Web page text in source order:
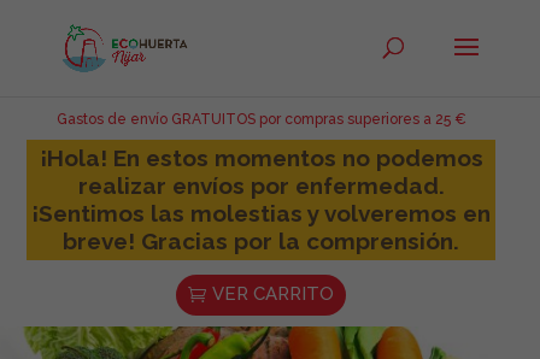
Gastos de envío GRATUITOS por compras superiores a 25 €
¡Hola! En estos momentos no podemos
realizar envíos por enfermedad.
¡Sentimos las molestias y volveremos en
breve! Gracias por la comprensión.
VER CARRITO